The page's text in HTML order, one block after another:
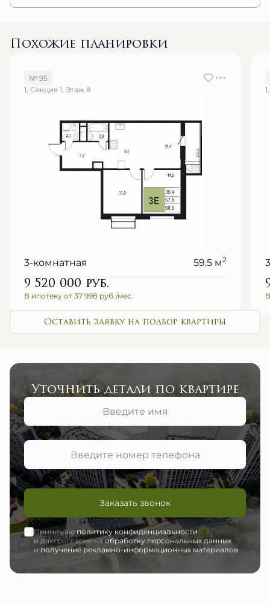
Похожие планировки
№ 95
1, Секция 1, Этаж 8
3-комнатная 59.5 м2
9 520 000руб.
В ипотеку от 37 998 руб./мес.
Оставить заявку на подбор квартиры
Уточнить детали по квартире
Заказать звонок
Принимаюполитику конфиденциальности
и даю согласие наобработку персональных данных
иполучение рекламно-информационных материалов